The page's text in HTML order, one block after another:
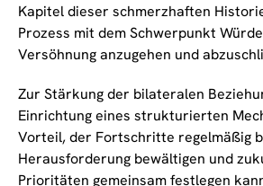
Kapitel dieser schmerzhaften
Prozess mit dem Schwerpunkt
Versöhnung anzugehen und
Zur Stärkung der bilateralen
Einrichtung eines strukturierten
Vorteil, der Fortschritte regelmäßig
Herausforderung bewältigen und
Prioritäten gemeinsam festlegen